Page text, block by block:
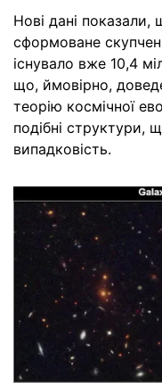
Нові дані
сформоване
існувало вже 10,4
що, ймовірно,
теорію космічної
подібні структури,
випадковість.